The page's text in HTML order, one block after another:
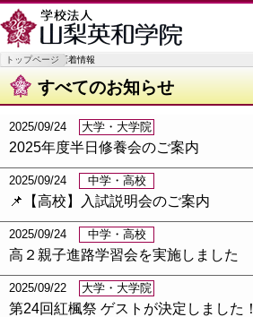
トップページ 新着情報
すべてのお知らせ
2025/09/24 大学・大学院
2025年度半日修養会のご案内
2025/09/24 中学・高校
📌【高校】入試説明会のご案内
2025/09/24 中学・高校
高２親子進路学習会を実施しました
2025/09/22 大学・大学院
第24回紅楓祭 ゲストが決定しました！